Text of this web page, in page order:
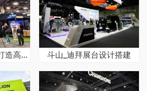
美国展会搭建如何打造高效获客的开放式展台 斗山_迪拜展台设计搭建